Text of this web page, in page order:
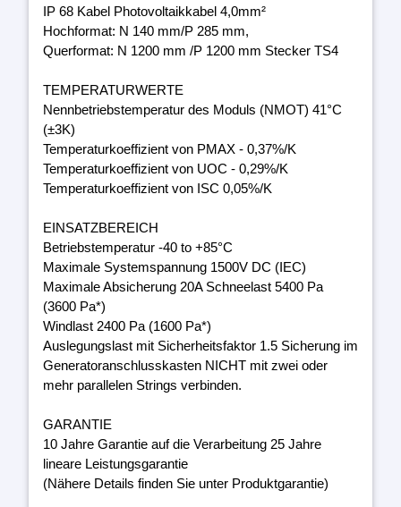
IP 68 Kabel Photovoltaikkabel 4,0mm²
Hochformat: N 140 mm/P 285 mm,
Querformat: N 1200 mm /P 1200 mm Stecker TS4
TEMPERATURWERTE
Nennbetriebstemperatur des Moduls (NMOT) 41°C
(±3K)
Temperaturkoeffizient von PMAX - 0,37%/K
Temperaturkoeffizient von UOC - 0,29%/K
Temperaturkoeffizient von ISC 0,05%/K
EINSATZBEREICH
Betriebstemperatur -40 to +85°C
Maximale Systemspannung 1500V DC (IEC)
Maximale Absicherung 20A Schneelast 5400 Pa
(3600 Pa*)
Windlast 2400 Pa (1600 Pa*)
Auslegungslast mit Sicherheitsfaktor 1.5 Sicherung im
Generatoranschlusskasten NICHT mit zwei oder
mehr parallelen Strings verbinden.
GARANTIE
10 Jahre Garantie auf die Verarbeitung 25 Jahre
lineare Leistungsgarantie
(Nähere Details finden Sie unter Produktgarantie)